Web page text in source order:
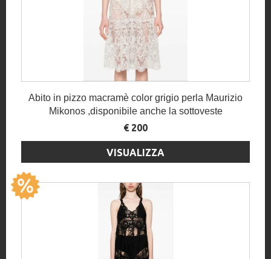
Abito in pizzo macramè color grigio perla Maurizio
Mikonos ,disponibile anche la sottoveste
€ 200
VISUALIZZA